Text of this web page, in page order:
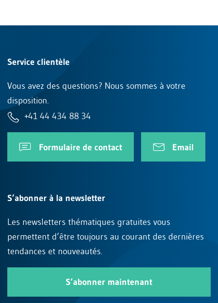
Service clientèle
Vous avez des questions? Nous sommes à votre
disposition.
+41 44 434 88 34
Formulaire de contact Email
S’abonner à la newsletter
Les newsletters thématiques gratuites vous
permettent d’être toujours au courant des dernières
tendances et nouveautés.
S’abonner maintenant